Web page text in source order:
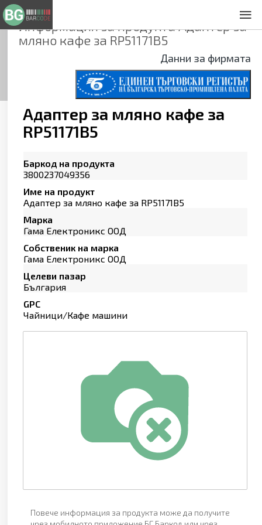
Информация за продуктаАдаптер за
мляно кафе за RP51171B5
Данни за фирмата
Адаптер за мляно кафе за
RP51171B5
Баркод на продукта
3800237049356
Име на продукт
Адаптер за мляно кафе за RP51171B5
Марка
Гама Електроникс ООД
Собственик на марка
Гама Електроникс ООД
Целеви пазар
България
GPC
Чайници/Кафе машини
Повече информация за продукта може да получите
Общи условия
Декларация за проверителност
Заснемане на продукти
Контакти